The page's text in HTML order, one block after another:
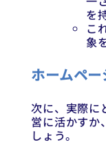
を
こ
象
ホームペ
次に、実際に
営に活かすか
しょう。